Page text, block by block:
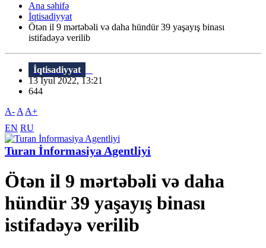
Ana səhifə
İqtisadiyyat
Ötən il 9 mərtəbəli və daha hündür 39 yaşayış binası
istifadəyə verilib
İqtisadiyyat
13 İyul 2022, 13:21
644
A- A A+
EN RU
Turan İnformasiya Agentliyi
Ötən il 9 mərtəbəli və daha
hündür 39 yaşayış binası
istifadəyə verilib